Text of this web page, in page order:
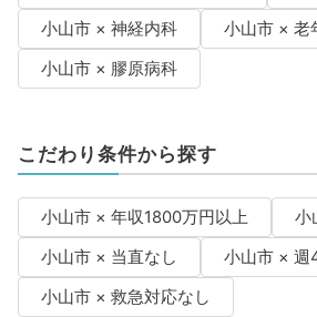
小山市 × 神経内科
小山市 × 老
小山市 × 膠原病科
こだわり条件から探す
小山市 × 年収1800万円以上
小
小山市 × 当直なし
小山市 × 週
小山市 × 救急対応なし